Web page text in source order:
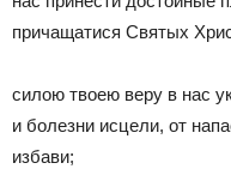
причащатися Святых
силою твоею веру в нас
и болезни исцели, от
избави;